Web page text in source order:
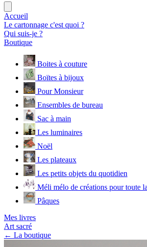
Accueil
Le cartonnage c'est quoi ?
Qui suis-je ?
Boutique
Boites à couture
Boïtes à bijoux
Pour Monsieur
Ensembles de bureau
Sac à main
Les luminaires
Noël
Les plateaux
Les petits objets du quotidien
Méli mélo de créations pour toute
Pâques
Mes livres
Art sacré
← La boutique